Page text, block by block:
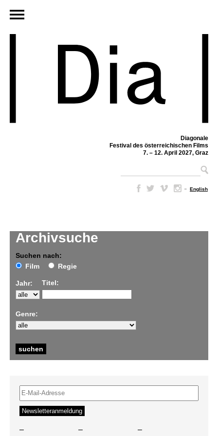
Diagonale
Festival des österreichischen Films
7. – 12. April 2027, Graz
– English
Archivsuche
Suchen nach:
Film
Regie
Jahr: Titel:
Genre:
– – –